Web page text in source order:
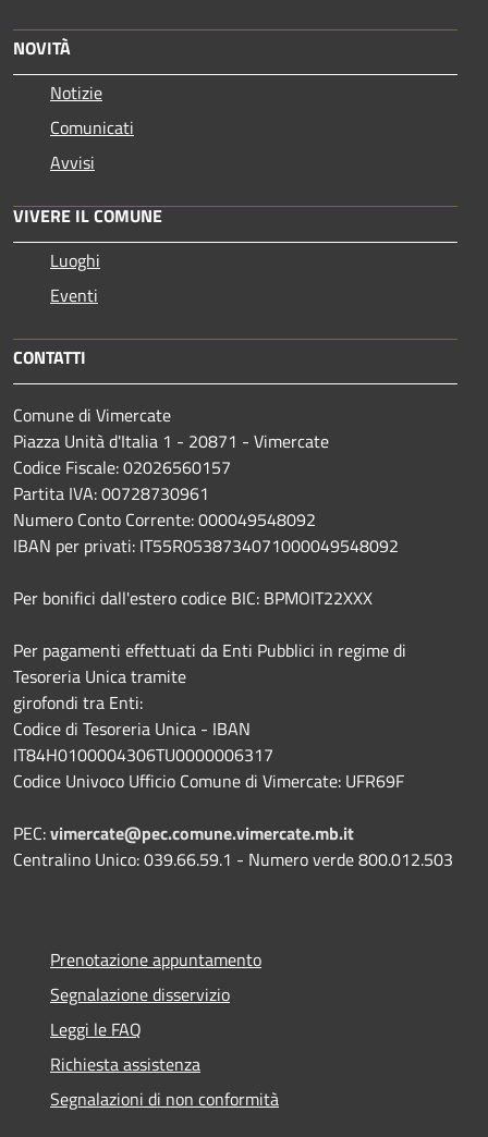
NOVITÀ
Notizie
Comunicati
Avvisi
VIVERE IL COMUNE
Luoghi
Eventi
CONTATTI
Comune di Vimercate
Piazza Unità d'Italia 1 - 20871 - Vimercate
Codice Fiscale: 02026560157
Partita IVA: 00728730961
Numero Conto Corrente: 000049548092
IBAN per privati: IT55R0538734071000049548092
Per bonifici dall'estero codice BIC: BPMOIT22XXX
Per pagamenti effettuati da Enti Pubblici in regime di
Tesoreria Unica tramite
girofondi tra Enti:
Codice di Tesoreria Unica - IBAN
IT84H0100004306TU0000006317
Codice Univoco Ufficio Comune di Vimercate: UFR69F
PEC:vimercate@pec.comune.vimercate.mb.it
Centralino Unico: 039.66.59.1 - Numero verde 800.012.503
Prenotazione appuntamento
Segnalazione disservizio
Leggi le FAQ
Richiesta assistenza
Segnalazioni di non conformità